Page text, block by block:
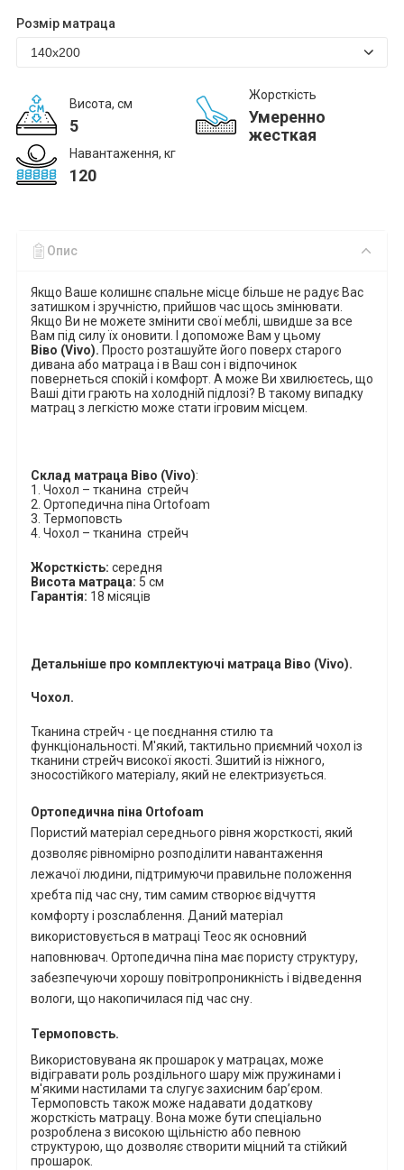
Розмір матраца
Висота, см
5
Жорсткість
Умеренно
жесткая
Навантаження, кг
120
Опис
Якщо Ваше колишнє спальне місце більше не радує Вас
затишком і зручністю, прийшов час щось змінювати.
Якщо Ви не можете змінити свої меблі, швидше за все
Вам під силу їх оновити. І допоможе Вам у цьому
Віво (Vivo). Просто розташуйте його поверх старого
дивана або матраца і в Ваш сон і відпочинок
повернеться спокій і комфорт. А може Ви хвилюєтесь, що
Ваші діти грають на холодній підлозі? В такому випадку
матрац з легкістю може стати ігровим місцем
Склад матраца Віво (Vivo):
1. Чохол – тканина стрейч
2. Ортопедична піна Ortofoam
3. Термоповсть
4. Чохол – тканина стрейч
Жорсткість: середня
Висота матраца: 5 см
Гарантія: 18 місяців
Детальніше про комплектуючі матраца Віво (Vivo).
Чохол.
Тканина стрейч - це поєднання стилю та
функціональності. М'який, тактильно приємний чохол із
тканини стрейч високої якості. Зшитий із ніжного,
зносостійкого матеріалу, який не електризується.
Ортопедична піна Ortofoam
Пористий матеріал середнього рівня жорсткості, який
дозволяє рівномірно розподілити навантаження
лежачої людини, підтримуючи правильне положення
хребта під час сну, тим самим створює відчуття
комфорту і розслаблення. Даний матеріал
використовується в матраці Теос як основний
наповнювач. Ортопедична піна має пористу структуру,
забезпечуючи хорошу повітропроникність і відведення
вологи, що накопичилася під час сну.
Термоповсть.
Використовувана як прошарок у матрацах, може
відігравати роль роздільного шару між пружинами і
м'якими настилами та слугує захисним бар’єром.
Термоповсть також може надавати додаткову
жорсткість матрацу. Вона може бути спеціально
розроблена з високою щільністю або певною
структурою, що дозволяє створити міцний та стійкий
прошарок.